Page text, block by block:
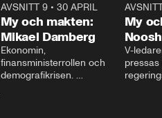
AVSNITT 9• 30 APRIL
My och makten:
Mikael Damberg
Ekonomin,
finansministerrollen och
demografikrisen.
My
V-